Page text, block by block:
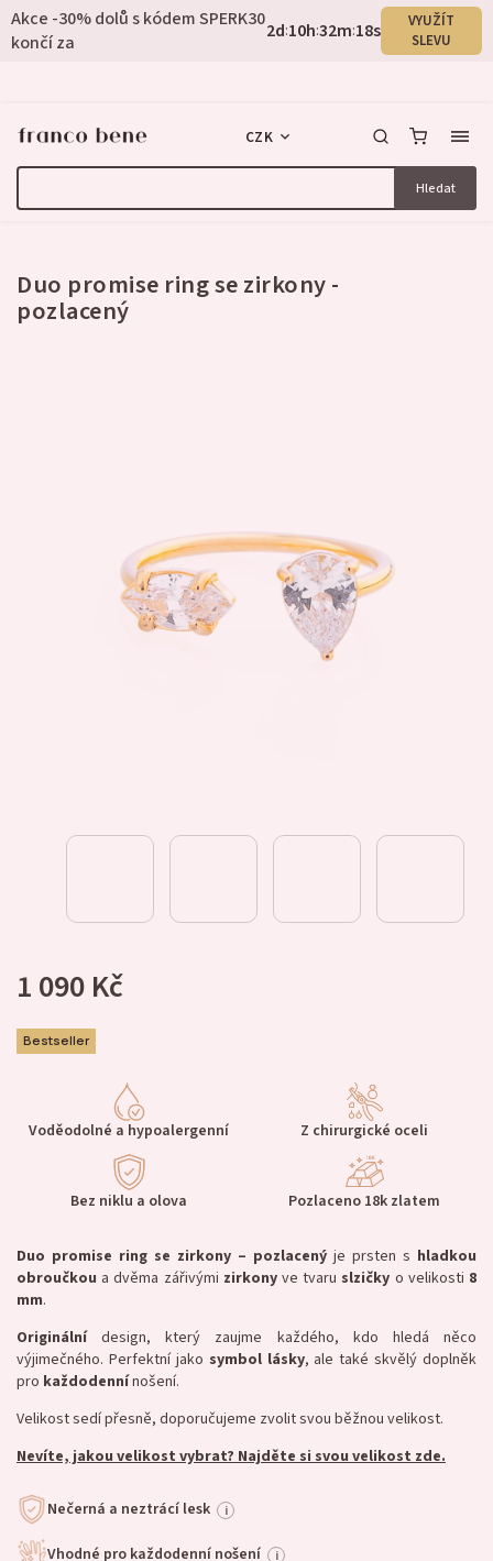
Akce -30% dolů s kódem SPERK30
končí za
2d:10h:32m:18s
VYUŽÍT
SLEVU
Hledat
CZK
Neohodnoceno
Duo promise ring se zirkony -
pozlacený
1 090 Kč
Bestseller
Voděodolné a hypoalergenní Z chirurgické oceli
Bez niklu a olova Pozlaceno 18k zlatem
Duo promise ring se zirkony – pozlacený je prsten s hladkou
obroučkou a dvěma zářivými zirkonyve tvaru slzičky o velikosti 8
mm.
Originálnídesign, který zaujme každého, kdo hledá něco
výjimečného. Perfektní jako symbol lásky, ale také skvělý doplněk
pro každodennínošení.
Velikost sedí přesně, doporučujeme zvolit svou běžnou velikost.
Nevíte, jakou velikost vybrat? Najděte si svou velikost zde.
Nečerná a neztrácí lesk i
Vhodné pro každodenní nošení i